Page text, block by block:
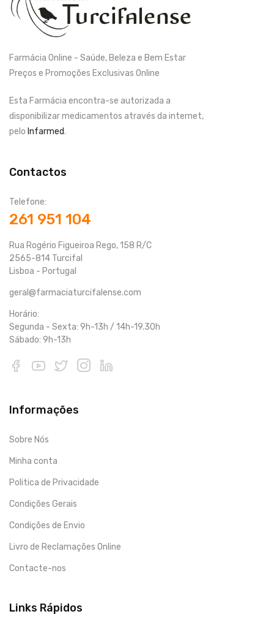
Farmácia Online - Saúde, Beleza e Bem Estar
Preços e Promoções Exclusivas Online
Esta Farmácia encontra-se autorizada a
disponibilizar medicamentos através da internet,
pelo Infarmed.
Contactos
Telefone:
261 951 104
Rua Rogério Figueiroa Rego, 158 R/C
2565-814 Turcifal
Lisboa - Portugal
geral@farmaciaturcifalense.com
Horário:
Segunda - Sexta: 9h-13h / 14h-19.30h
Sábado: 9h-13h
Informações
Sobre Nós
Minha conta
Politica de Privacidade
Condições Gerais
Condições de Envio
Livro de Reclamações Online
Contacte-nos
Links Rápidos